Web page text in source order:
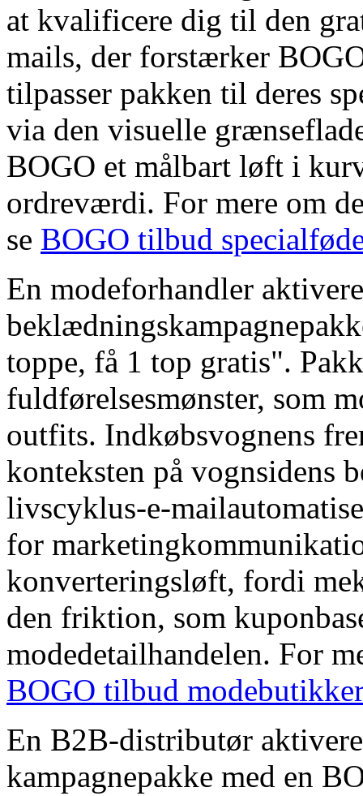
at kvalificere dig til den
mails, der forstærker
tilpasser pakken til deres
via den visuelle
BOGO et målbart løft i
ordreværdi. For mere om
se BOGO tilbud
En modeforhandler
toppe, få 1 top gratis".
fuldførelsesmønster, som
outfits. Indkøbsvognens
konteksten på vognsidens
livscyklus-e-
for
konverteringsløft, fordi
den friktion, som
modedetailhandelen. For
BOGO tilbud modebutikker
En B2B-distributør
kampagnepakke med en